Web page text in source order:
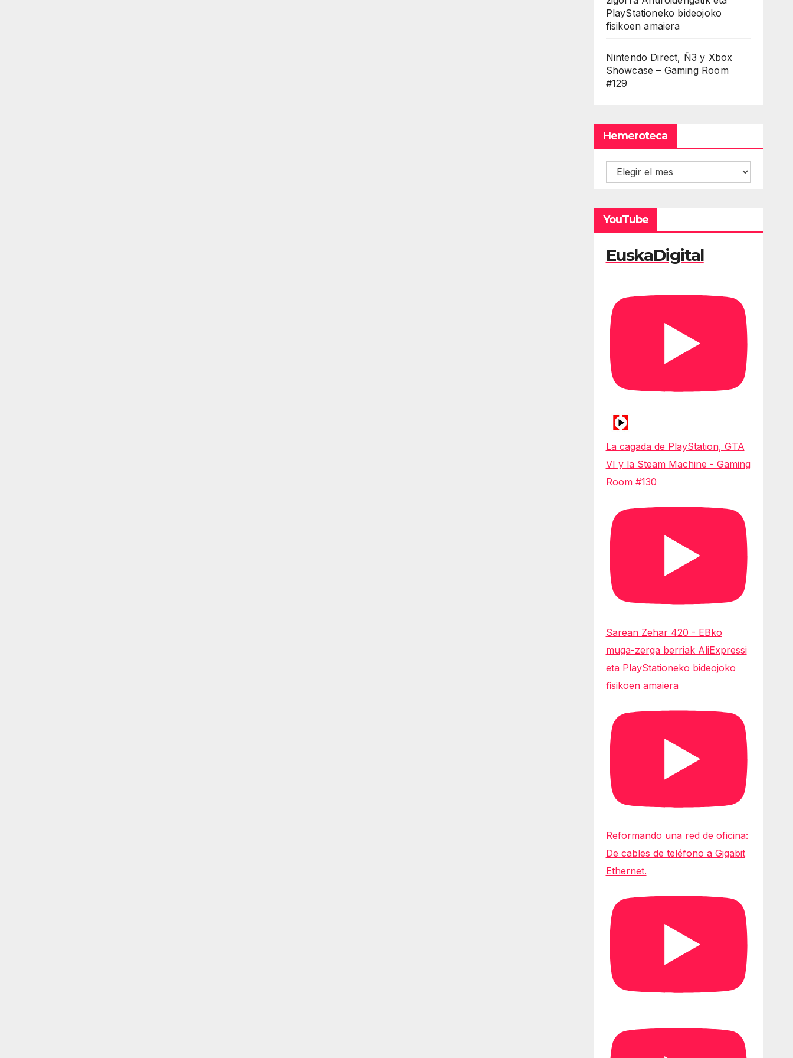
PlayStationeko bideojoko
fisikoen amaiera
Nintendo Direct, Ñ3 y Xbox
Showcase – Gaming Room
#129
Hemeroteca
Hemeroteca
YouTube
EuskaDigital
La cagada de PlayStation, GTA
VI y la Steam Machine - Gaming
Room #130
Sarean Zehar 420 - EBko
muga-zerga berriak AliExpressi
eta PlayStationeko bideojoko
fisikoen amaiera
Reformando una red de oficina:
De cables de teléfono a Gigabit
Ethernet.